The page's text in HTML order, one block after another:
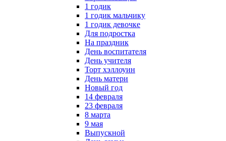
1 годик
1 годик мальчику
1 годик девочке
Для подростка
На праздник
День воспитателя
День учителя
Торт хэллоуин
День матери
Новый год
14 февраля
23 февраля
8 марта
9 мая
Выпускной